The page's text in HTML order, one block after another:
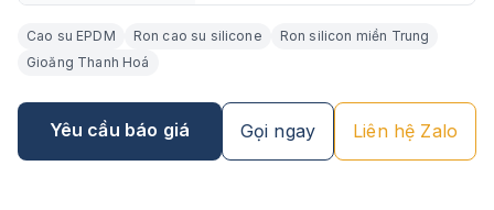
Cao su EPDM Ron cao su silicone
Ron silicon miền Trung
Gioăng Thanh Hoá
Yêu cầu báo giá Gọi ngay Liên hệ Zalo